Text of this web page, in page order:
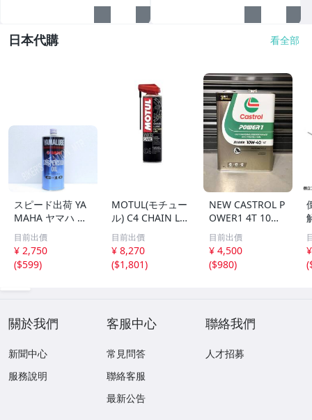
日本代購 看全部
スピード出荷 YA
MAHA ヤマハ ワ
イズギア サスペ
ンションオイル G
-10 フロントフォ
ークオイル 管理T
目前出價
¥ 2,750
($599)
MOTUL(モチュー
ル) C4 CHAIN LU
BE FACTORY LIN
E (C4チェーンル
ブ ファクトリー
ライン) ス em
目前出價
¥ 8,270
($1,801)
NEW CASTROL P
OWER1 4T 10W-
40 4L×1缶 新品
部分合成油 カス
トロール パワー
1
目前出價
¥ 4,500
($980)
(
關於我們
新聞中心
服務說明
客服中心
常見問答
聯絡客服
最新公告
聯絡我們
人才招募